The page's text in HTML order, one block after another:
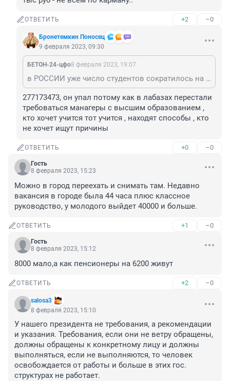
ОТВЕТИТЬ +2 –0
Бронетемкин Поносец
9 февраля 2023, 09:30
БЕТОН-24-цфо8 февраля 2023, 19:07
в РОССИИ уже число студентов сократилось на 30% интерес к высшему образованию упал на 40% === Бакалавриат и магистратура,обучение уже стоит 130 тыс руб - не всем по карману..
277173473, он упал потому как в лабазах перестали
требоваться манагеры с высшим образованием ,
кто хочет учится тот учится , находят способы , кто
не хочет ищут причины
ОТВЕТИТЬ +0 –0
Гость
8 февраля 2023, 15:23
Можно в город переехать и снимать там. Недавно
вакансия в городе была 44 часа плюс классное
руководство, у молодого выйдет 40000 и больше.
ОТВЕТИТЬ +1 –0
Гость
8 февраля 2023, 15:12
8000 мало,а как пенсионеры на 6200 живут
ОТВЕТИТЬ +2 –0
salosa3
8 февраля 2023, 15:10
У нашего президента не требования, а рекомендации
и указания. Требования, если они не ветру обращены,
должны обращены к конкретному лицу и должны
выполняться, если не выполняются, то человек
освобождается от работы и больше в этих гос.
структурах не работает.